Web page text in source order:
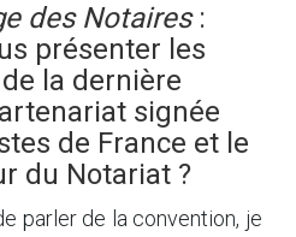
des Notaires:
présenter les
la dernière
signée
de France et le
du Notariat ?
parler de la convention, je